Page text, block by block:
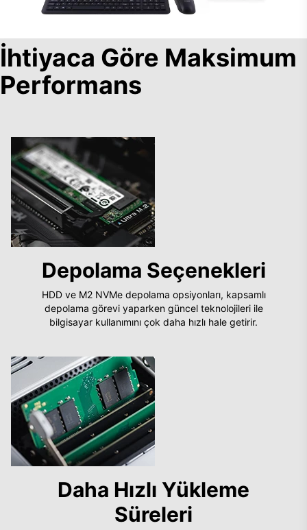
İhtiyaca Göre Maksimum
Performans
Depolama Seçenekleri
HDD ve M2 NVMe depolama opsiyonları, kapsamlı
depolama görevi yaparken güncel teknolojileri ile
bilgisayar kullanımını çok daha hızlı hale getirir.
Daha Hızlı Yükleme
Süreleri